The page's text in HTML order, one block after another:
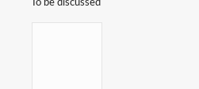
To be discussed